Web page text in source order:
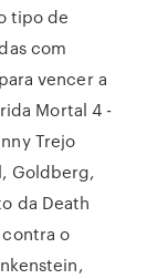
tipo de
com
vencer a
Mortal 4 -
Trejo
Goldberg,
da Death
contra o